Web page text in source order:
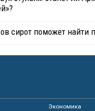
сирот поможет найти
Экономика